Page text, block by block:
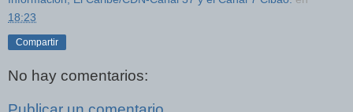
18:23
Compartir
No hay comentarios: